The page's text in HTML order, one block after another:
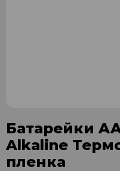
Батарейки
Alkaline
пленка